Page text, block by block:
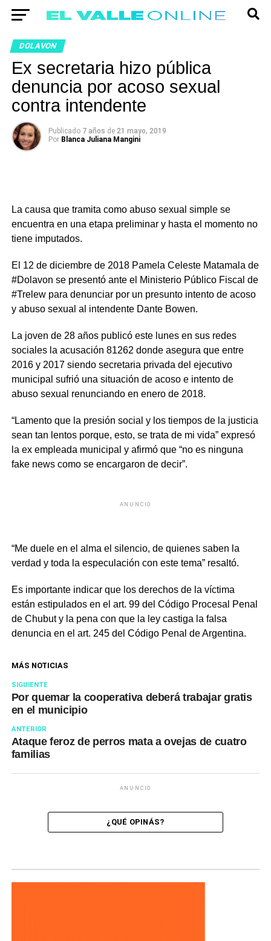
DOLAVON
Ex secretaria hizo pública
denuncia por acoso sexual
contra intendente
Publicado 7 años de 21 mayo, 2019
Por Blanca Juliana Mangini
La causa que tramita como abuso sexual simple se
encuentra en una etapa preliminar y hasta el momento no
tiene imputados.
El 12 de diciembre de 2018 Pamela Celeste Matamala de
#Dolavon se presentó ante el Ministerio Público Fiscal de
#Trelew para denunciar por un presunto intento de acoso
y abuso sexual al intendente Dante Bowen.
La joven de 28 años publicó este lunes en sus redes
sociales la acusación 81262 donde asegura que entre
2016 y 2017 siendo secretaria privada del ejecutivo
municipal sufrió una situación de acoso e intento de
abuso sexual renunciando en enero de 2018.
“Lamento que la presión social y los tiempos de la justicia
sean tan lentos porque, esto, se trata de mi vida” expresó
la ex empleada municipal y afirmó que “no es ninguna
fake news como se encargaron de decir”.
ANUNCIO
“Me duele en el alma el silencio, de quienes saben la
verdad y toda la especulación con este tema” resaltó.
Es importante indicar que los derechos de la víctima
están estipulados en el art. 99 del Código Procesal Penal
de Chubut y la pena con que la ley castiga la falsa
denuncia en el art. 245 del Código Penal de Argentina.
MÁS NOTICIAS
SIGUIENTE
Por quemar la cooperativa deberá trabajar gratis
en el municipio
ANTERIOR
Ataque feroz de perros mata a ovejas de cuatro
familias
ANUNCIO
¿QUÉ OPINÁS?